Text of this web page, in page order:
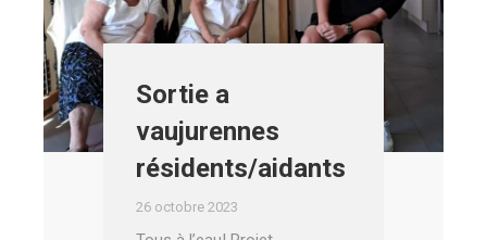
Sortie a
vaujurennes
résidents/aidants
26 octobre 2023